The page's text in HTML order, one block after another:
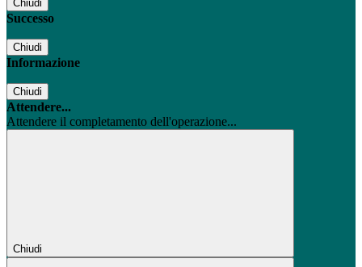
Chiudi
Successo
Chiudi
Informazione
Chiudi
Attendere...
Attendere il completamento dell'operazione...
Chiudi